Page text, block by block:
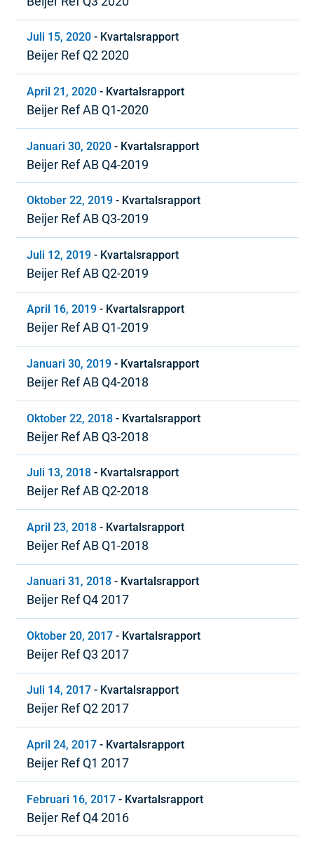
Juli 15, 2020 - Kvartalsrapport
Beijer Ref Q2 2020
April 21, 2020 - Kvartalsrapport
Beijer Ref AB Q1-2020
Januari 30, 2020 - Kvartalsrapport
Beijer Ref AB Q4-2019
Oktober 22, 2019 - Kvartalsrapport
Beijer Ref AB Q3-2019
Juli 12, 2019 - Kvartalsrapport
Beijer Ref AB Q2-2019
April 16, 2019 - Kvartalsrapport
Beijer Ref AB Q1-2019
Januari 30, 2019 - Kvartalsrapport
Beijer Ref AB Q4-2018
Oktober 22, 2018 - Kvartalsrapport
Beijer Ref AB Q3-2018
Juli 13, 2018 - Kvartalsrapport
Beijer Ref AB Q2-2018
April 23, 2018 - Kvartalsrapport
Beijer Ref AB Q1-2018
Januari 31, 2018 - Kvartalsrapport
Beijer Ref Q4 2017
Oktober 20, 2017 - Kvartalsrapport
Beijer Ref Q3 2017
Juli 14, 2017 - Kvartalsrapport
Beijer Ref Q2 2017
April 24, 2017 - Kvartalsrapport
Beijer Ref Q1 2017
Februari 16, 2017 - Kvartalsrapport
Beijer Ref Q4 2016